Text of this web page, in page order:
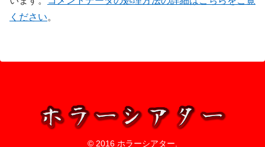
ください。
© 2016 ホラーシアター.